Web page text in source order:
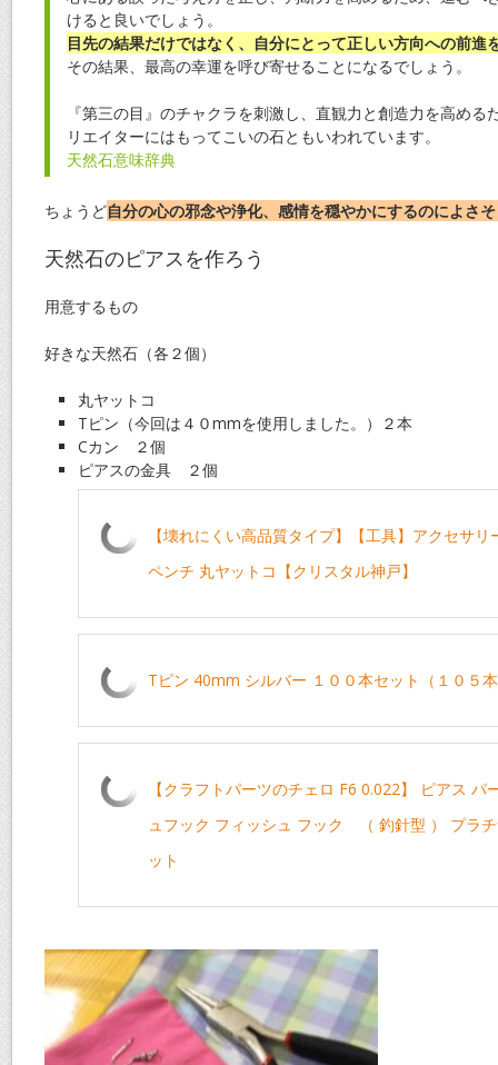
けると良いでしょう。
目先の結果だけではなく、自分にとって正しい方向への前進
その結果、最高の幸運を呼び寄せることになるでしょう。
『第三の目』のチャクラを刺激し、直観力と創造力を高める
リエイターにはもってこいの石ともいわれています。
天然石意味辞典
ちょうど自分の心の邪念や浄化、感情を穏やかにするのによさ
天然石のピアスを作ろう
用意するもの
好きな天然石（各２個）
丸ヤットコ
Tピン（今回は４０mmを使用しました。）２本
Cカン ２個
ピアスの金具 ２個
【壊れにくい高品質タイプ】【工具】アクセサ
ペンチ 丸ヤットコ【クリスタル神戸】
Tピン 40mm シルバー １００本セット（１０５
【クラフトパーツのチェロ F6 0.022】 ピアス パ
ュフック フィッシュ フック （ 釣針型 ） プラ
ット